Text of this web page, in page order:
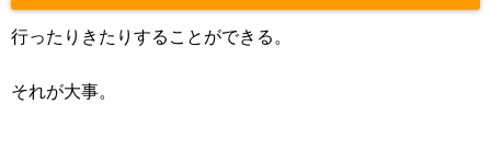
行ったりきたりすることができる。
それが大事。